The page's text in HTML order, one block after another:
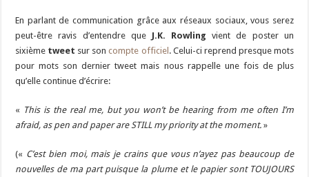
En parlant de communication grâce aux réseaux sociaux, vous serez
peut-être ravis d’entendre que J.K. Rowling vient de poster un
sixième tweet sur soncompte officiel . Celui-ci reprend presque mots
pour mots son dernier tweet mais nous rappelle une fois de plus
qu’elle continue d’écrire:
« This is the real me, but you won’t be hearing from me often I’m
afraid, as pen and paper are STILL my priority at the moment. »
(« C’est bien moi, mais je crains que vous n’ayez pas beaucoup de
nouvelles de ma part puisque la plume et le papier sont TOUJOURS